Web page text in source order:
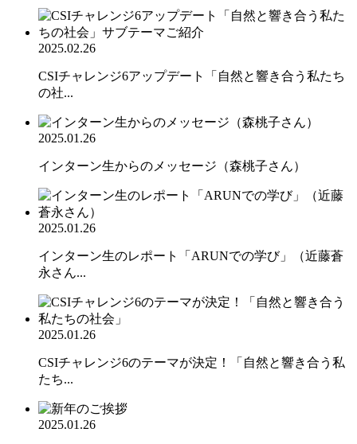
2025.02.26
CSIチャレンジ6アップデート「自然と響き合う私たち
の社...
2025.01.26
インターン生からのメッセージ（森桃子さん）
2025.01.26
インターン生のレポート「ARUNでの学び」（近藤蒼
永さん...
2025.01.26
CSIチャレンジ6のテーマが決定！「自然と響き合う私
たち...
2025.01.26